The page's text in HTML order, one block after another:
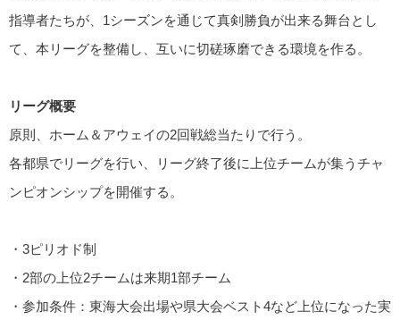
指導者たちが、1シーズンを通じて真剣勝負が出来る舞台とし
て、本リーグを整備し、互いに切磋琢磨できる環境を作る。
リーグ概要
原則、ホーム＆アウェイの2回戦総当たりで行う。
各都県でリーグを行い、リーグ終了後に上位チームが集うチャ
ンピオンシップを開催する。
・3ピリオド制
・2部の上位2チームは来期1部チーム
・参加条件：東海大会出場や県大会ベスト4など上位になった実